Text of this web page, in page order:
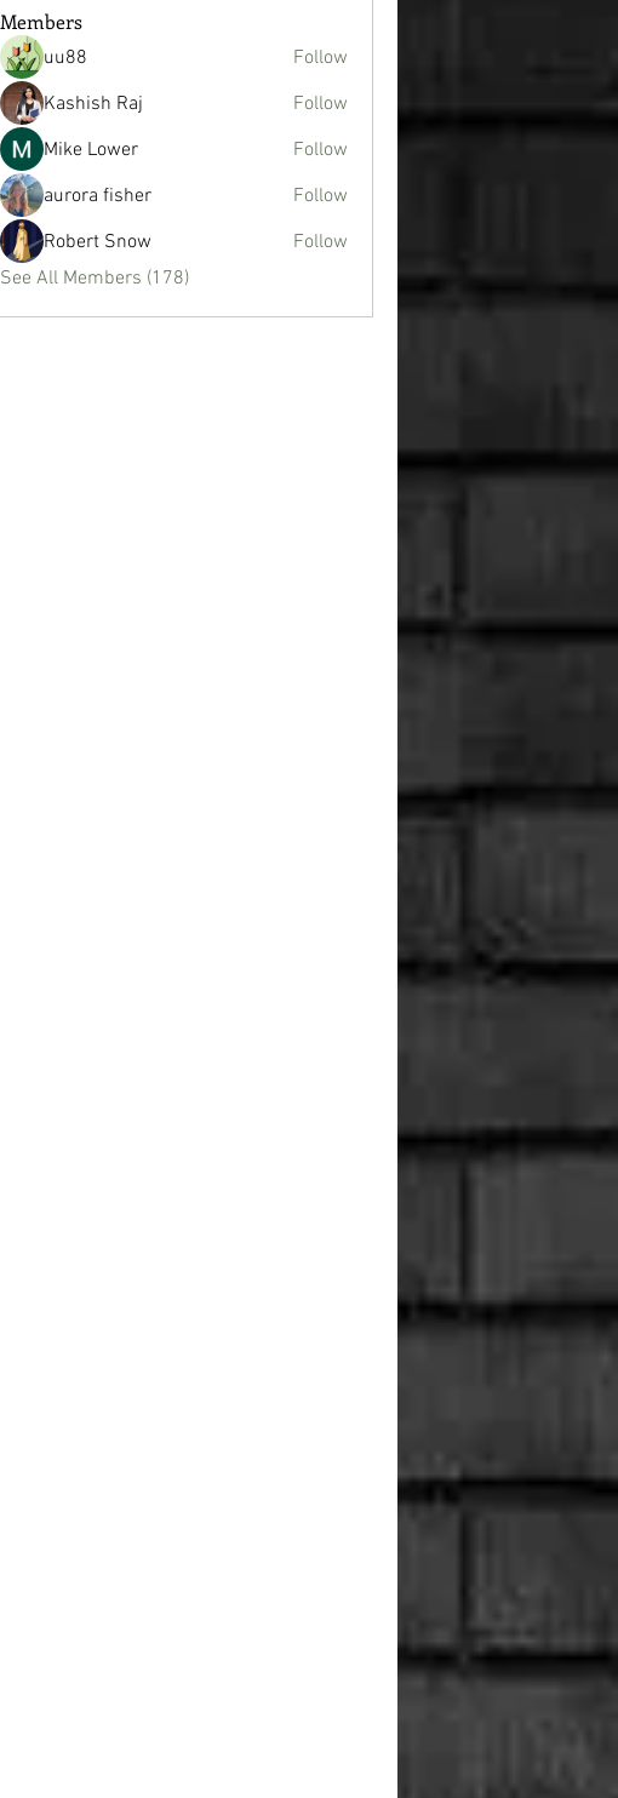
Members
uu88
Follow
Kashish Raj
Follow
Mike Lower
Follow
aurora fisher
Follow
Robert Snow
Follow
See All Members (178)